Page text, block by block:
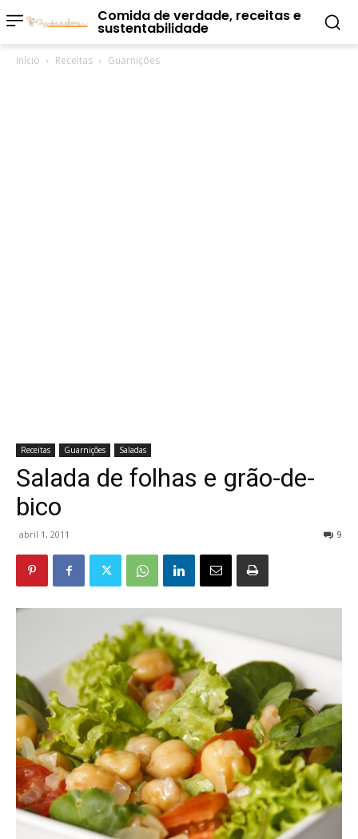
Comida de verdade, receitas e
sustentabilidade
Início Receitas Guarnições
Receitas Guarnições Saladas
Salada de folhas e grão-de-
bico
abril 1, 2011 9